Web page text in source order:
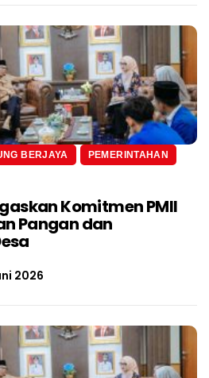
BERJAYA
PEMERINTAHAN
Komitmen PMII
Pangan dan
2026